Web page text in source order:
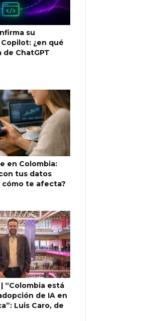
su
¿en qué
ChatGPT
en Colombia:
tus datos
cómo te afecta?
| “Colombia está
de IA en
Luis Caro, de